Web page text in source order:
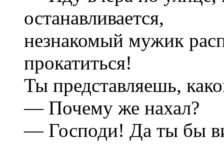
останавливается,
незнакомый мужик
прокатиться!
Ты представляешь,
— Почему же нахал?
— Господи! Да ты бы